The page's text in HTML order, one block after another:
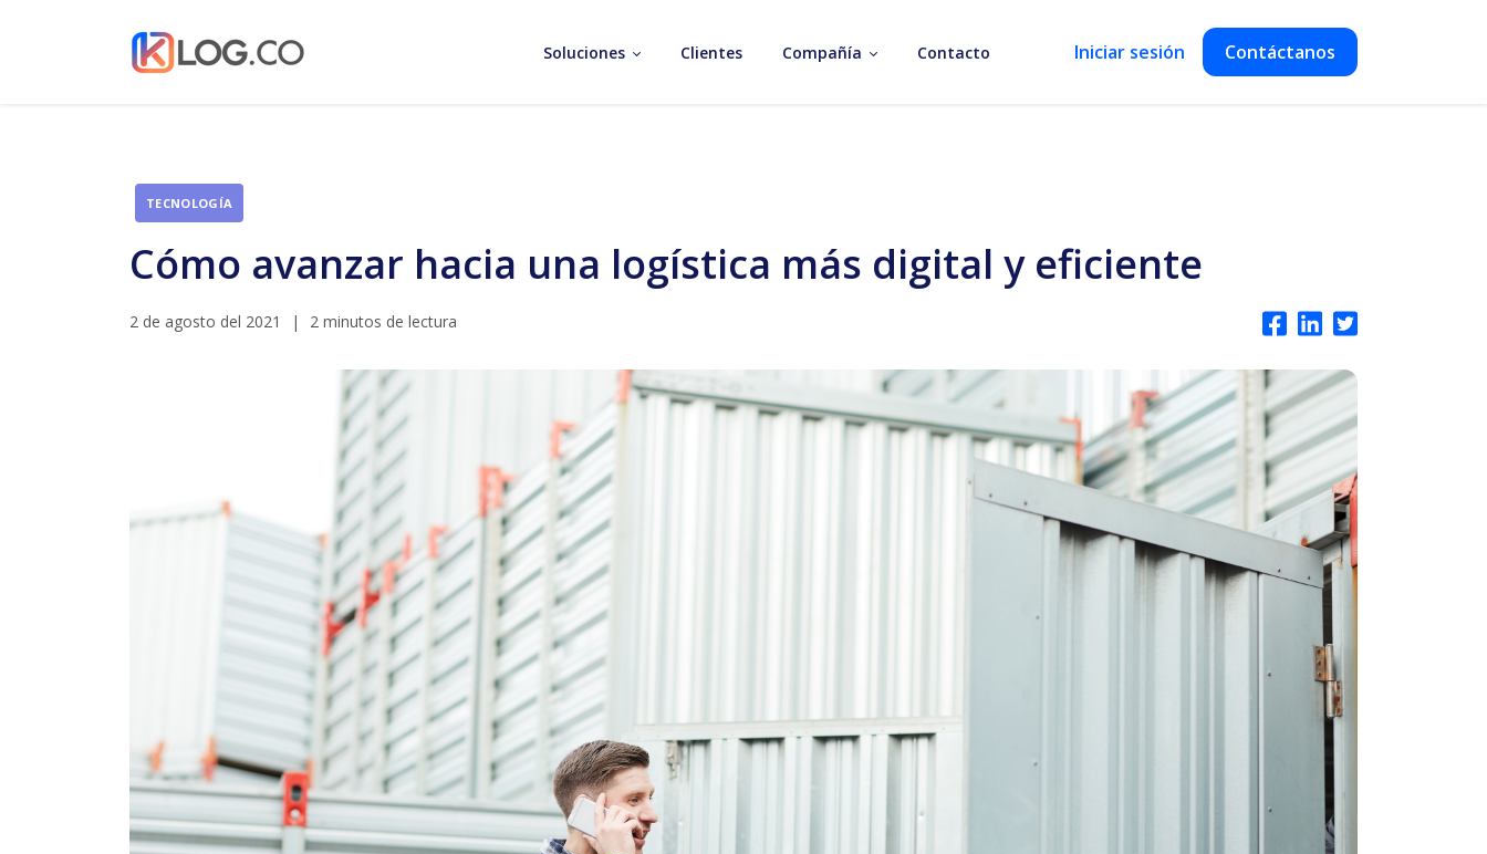
Soluciones Clientes Compañía Contacto Iniciar sesión Contáctanos
TECNOLOGÍA
Cómo avanzar hacia una logística más digital y eficiente
2 de agosto del 2021 | 2 minutos de lectura